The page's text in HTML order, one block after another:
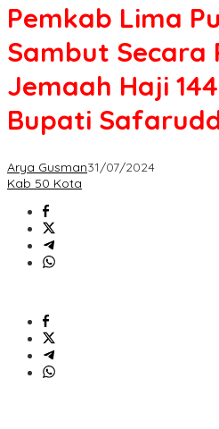
Pemkab Lima
Sambut Secara
Jemaah Haji
Bupati
Arya Gusman31/07/2024
Kab 50 Kota